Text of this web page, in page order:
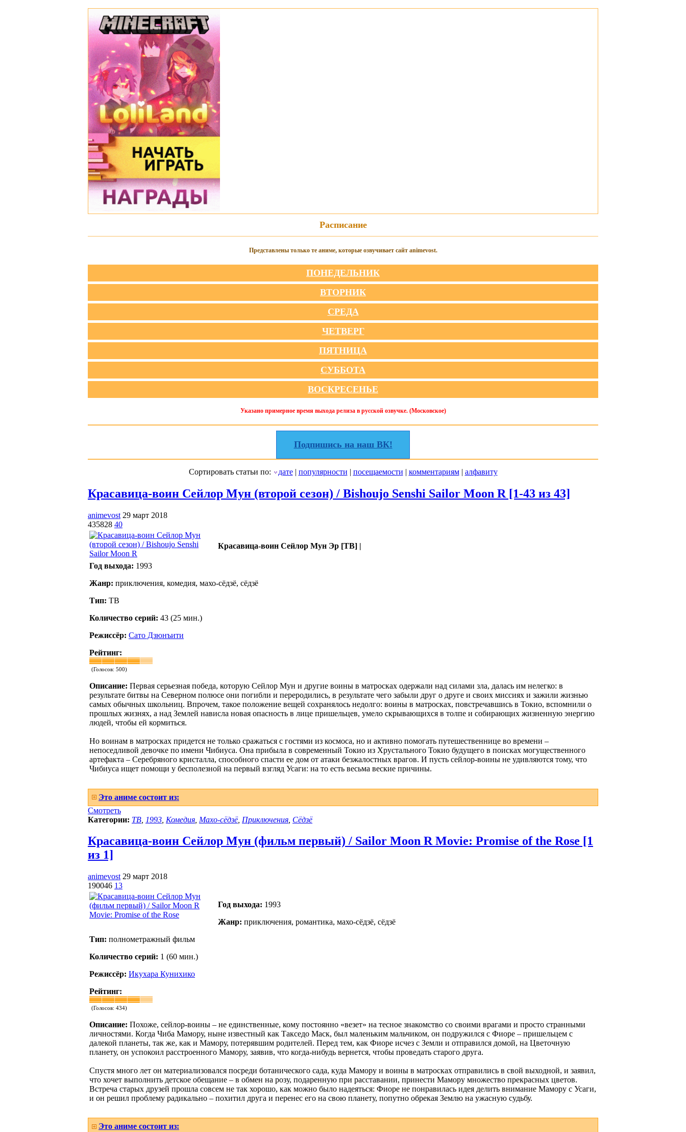
Расписание
Представлены только те аниме, которые озвучивает сайт animevost.
ПОНЕДЕЛЬНИК
ВТОРНИК
СРЕДА
ЧЕТВЕРГ
ПЯТНИЦА
СУББОТА
ВОСКРЕСЕНЬЕ
Указано примерное время выхода релиза в русской озвучке. (Московское)
Подпишись на наш ВК!
Сортировать статьи по: дате| популярности | посещаемости | комментариям| алфавиту
Красавица-воин Сейлор Мун (второй сезон) / Bishoujo Senshi Sailor Moon R [1-43 из 43]
animevost 29 март 2018
435828 40
Красавица-воин Сейлор Мун Эр [ТВ] |
Год выхода: 1993
Жанр: приключения, комедия, махо-сёдзё, сёдзё
Тип: ТВ
Количество серий: 43 (25 мин.)
Режиссёр: Сато Дзюнъити
Рейтинг:
(Голосов: 500)
Описание: Первая серьезная победа, которую Сейлор Мун и другие воины в матросках одержали над силами зла, далась им нелегко: в
результате битвы на Северном полюсе они погибли и переродились, в результате чего забыли друг о друге и своих миссиях и зажили жизнью
самых обычных школьниц. Впрочем, такое положение вещей сохранялось недолго: воины в матросках, повстречавшись в Токио, вспомнили о
прошлых жизнях, а над Землей нависла новая опасность в лице пришельцев, умело скрывающихся в толпе и собирающих жизненную энергию
людей, чтобы ей кормиться.
Но воинам в матросках придется не только сражаться с гостями из космоса, но и активно помогать путешественнице во времени –
непоседливой девочке по имени Чибиуса. Она прибыла в современный Токио из Хрустального Токио будущего в поисках могущественного
артефакта – Серебряного кристалла, способного спасти ее дом от атаки безжалостных врагов. И пусть сейлор-воины не удивляются тому, что
Чибиуса ищет помощи у бесполезной на первый взгляд Усаги: на то есть весьма веские причины.
Это аниме состоит из:
Смотреть
Категории: ТВ 1993 Комедия Махо-сёдзё, Приключения Сёдзё
Красавица-воин Сейлор Мун (фильм первый) / Sailor Moon R Movie: Promise of the Rose [1
из 1]
animevost 29 март 2018
190046 13
Год выхода: 1993
Жанр: приключения, романтика, махо-сёдзё, сёдзё
Тип: полнометражный фильм
Количество серий: 1 (60 мин.)
Режиссёр: Икухара Кунихико
Рейтинг:
(Голосов: 434)
Описание: Похоже, сейлор-воины – не единственные, кому постоянно «везет» на тесное знакомство со своими врагами и просто странными
личностями. Когда Чиба Мамору, ныне известный как Такседо Маск, был маленьким мальчиком, он подружился с Фиоре – пришельцем с
далекой планеты, так же, как и Мамору, потерявшим родителей. Перед тем, как Фиоре исчез с Земли и отправился домой, на Цветочную
планету, он успокоил расстроенного Мамору, заявив, что когда-нибудь вернется, чтобы проведать старого друга.
Спустя много лет он материализовался посреди ботанического сада, куда Мамору и воины в матросках отправились в свой выходной, и заявил,
что хочет выполнить детское обещание – в обмен на розу, подаренную при расставании, принести Мамору множество прекрасных цветов.
Встреча старых друзей прошла совсем не так хорошо, как можно было надеяться: Фиоре не понравилась идея делить внимание Мамору с Усаги,
и он решил проблему радикально – похитил друга и перенес его на свою планету, попутно обрекая Землю на ужасную судьбу.
Это аниме состоит из: